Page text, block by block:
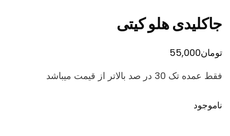
جاکلیدی هلو کیتی
تومان55,000
فقط عمده تک 30 در صد بالاتر از قیمت میباشد
ناموجود